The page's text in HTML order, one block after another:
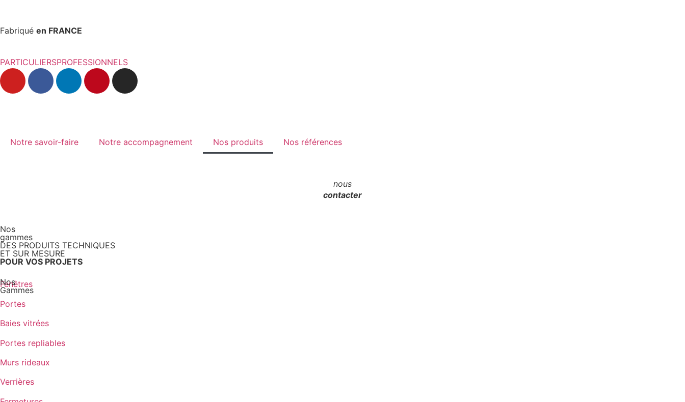
Fabriqué en FRANCE
PARTICULIERSPROFESSIONNELS
Notre savoir-faire Notre accompagnement Nos produits Nos références
nous
contacter
Nos
gammes
DES PRODUITS TECHNIQUES
ET SUR MESURE
POUR VOS PROJETS
Nos
Gammes
Fenêtres
Portes
Baies vitrées
Portes repliables
Murs rideaux
Verrières